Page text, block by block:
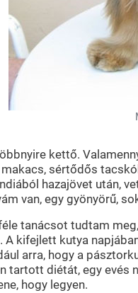
kettő.
sértődős
hazajövet után,
van, egy gyönyörű,
tanácsot tudtam
kifejlett kutya
arra, hogy a
tartott diétát, egy
hogy legyen.